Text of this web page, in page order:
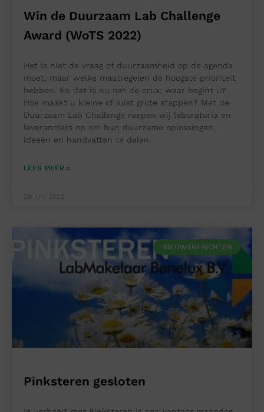
Win de Duurzaam Lab Challenge
Award (WoTS 2022)
Het is niet de vraag of duurzaamheid op de agenda
moet, maar welke maatregelen de hoogste prioriteit
hebben. En dat is nu net de crux: waar begint u?
Hoe maakt u kleine of juist grote stappen? Met de
Duurzaam Lab Challenge roepen wij laboratoria en
leveranciers op om hun duurzame oplossingen,
ideeën en handvatten te delen.
LEES MEER »
28 juni 2022
NIEUWSBERICHTEN
Pinksteren gesloten